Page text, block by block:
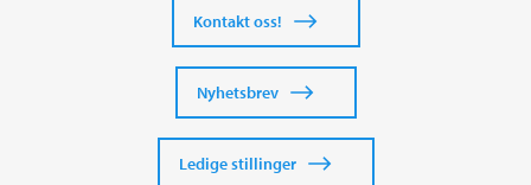
Kontakt oss!
Nyhetsbrev
Ledige stillinger